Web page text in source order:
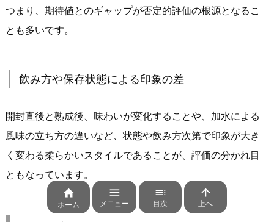
つまり、期待値とのギャップが否定的評価の根源となるこ
とも多いです。
飲み方や保存状態による印象の差
開封直後と熟成後、味わいが変化することや、加水による
風味の立ち方の違いなど、状態や飲み方次第で印象が大き
く変わる柔らかいスタイルであることが、評価の分かれ目
ともなっています。

ホーム

メニュー

目次

上へ